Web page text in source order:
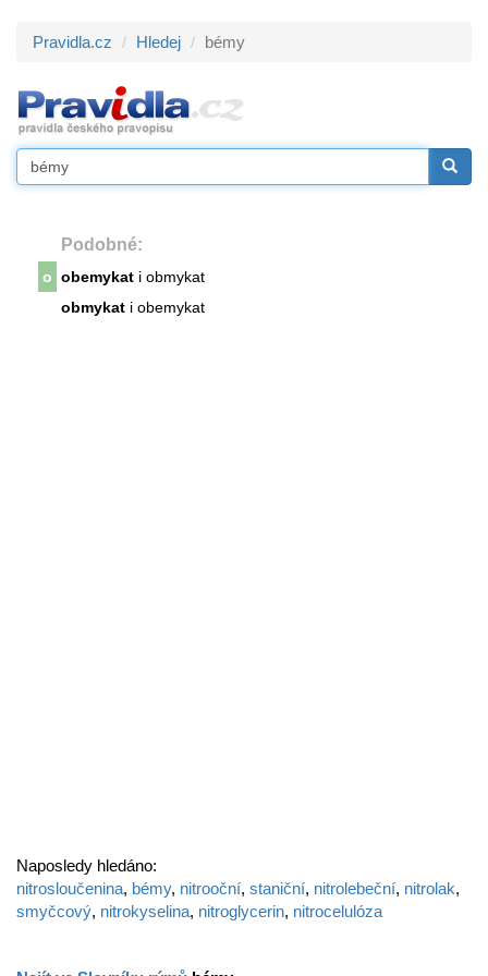
Pravidla.cz Hledej bémy
Podobné:
o obemykat i obmykat
obmykat i obemykat
Naposledy hledáno:
nitrosloučenina, bémy, nitrooční, staniční, nitrolebeční, nitrolak,
smyčcový, nitrokyselina, nitroglycerin, nitrocelulóza